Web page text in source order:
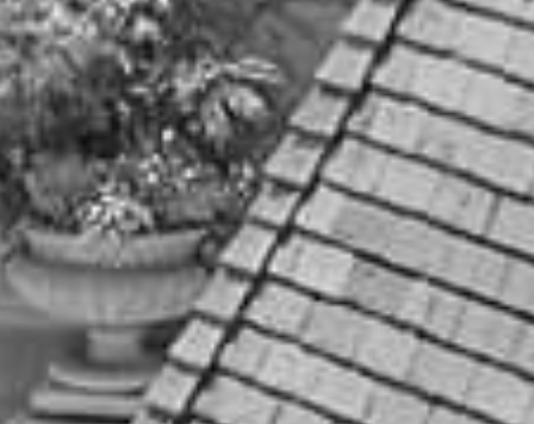
ブライダルフェアを見る